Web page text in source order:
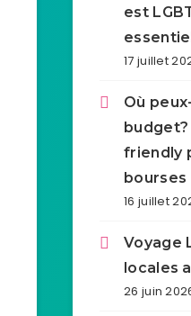
est
17 juillet
Où
friendly
bourses
16 juillet
Voyage
locales
26 juin